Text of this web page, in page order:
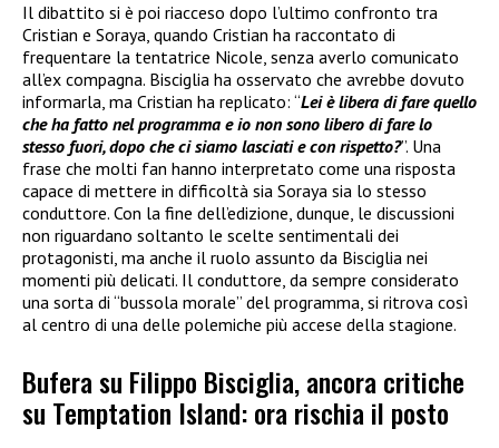
Il dibattito si è poi riacceso dopo l’ultimo confronto tra
Cristian e Soraya, quando Cristian ha raccontato di
frequentare la tentatrice Nicole, senza averlo comunicato
all’ex compagna. Bisciglia ha osservato che avrebbe dovuto
informarla, ma Cristian ha replicato: “Lei è libera di fare quello
che ha fatto nel programma e io non sono libero di fare lo
stesso fuori, dopo che ci siamo lasciati e con rispetto?”. Una
frase che molti fan hanno interpretato come una risposta
capace di mettere in difficoltà sia Soraya sia lo stesso
conduttore. Con la fine dell’edizione, dunque, le discussioni
non riguardano soltanto le scelte sentimentali dei
protagonisti, ma anche il ruolo assunto da Bisciglia nei
momenti più delicati. Il conduttore, da sempre considerato
una sorta di “bussola morale” del programma, si ritrova così
al centro di una delle polemiche più accese della stagione.
Bufera su Filippo Bisciglia, ancora critiche
su Temptation Island: ora rischia il posto